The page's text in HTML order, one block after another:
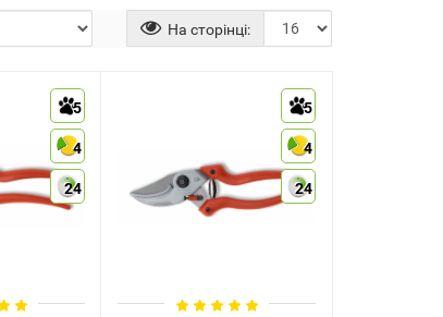
На сторінці:
5
4
24
5
4
24